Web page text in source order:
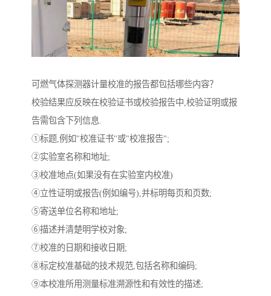
可燃气体探测器计量校准的报告都包括哪些内容？
校验结果应反映在校验证书或校验报告中,校验证明或报
告需包含下列信息.
①标题,例如"校准证书"或"校准报告";
②实验室名称和地址;
③校准地点(如果没有在实验室内校准)
④立性证明或报告(例如编号),并标明每页和页数;
⑤寄送单位名称和地址;
⑥描述并清楚明学校对象;
⑦校准的日期和接收日期;
⑧标定校准基础的技术规范,包括名称和编码;
⑨本校准所用测量标准溯源性和有效性的描述;